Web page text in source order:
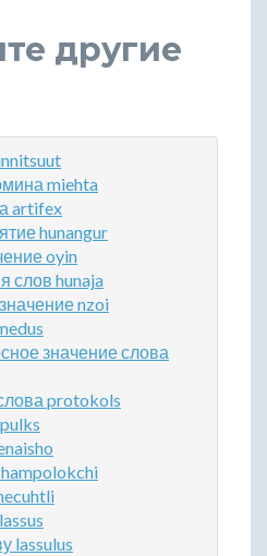
другие
miehta
artifex
hunangur
oyin
слов hunaja
nzoi
значение слова
protokols
lassulus